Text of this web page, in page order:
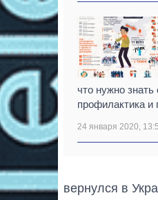
что нужно
профилактика и
24 января 2020,
вернулся в